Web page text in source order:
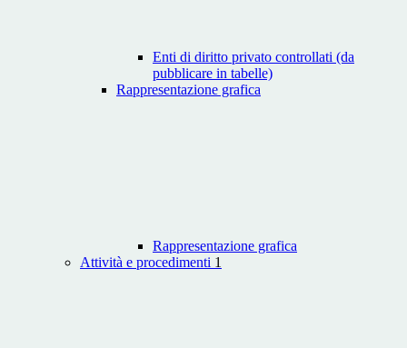
Enti di diritto privato controllati (da
pubblicare in tabelle)
Rappresentazione grafica
Rappresentazione grafica
Attività e procedimenti 1